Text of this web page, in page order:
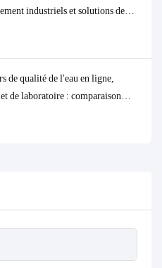
industriels et solutions de
de qualité de l'eau en ligne,
de laboratoire : comparaison